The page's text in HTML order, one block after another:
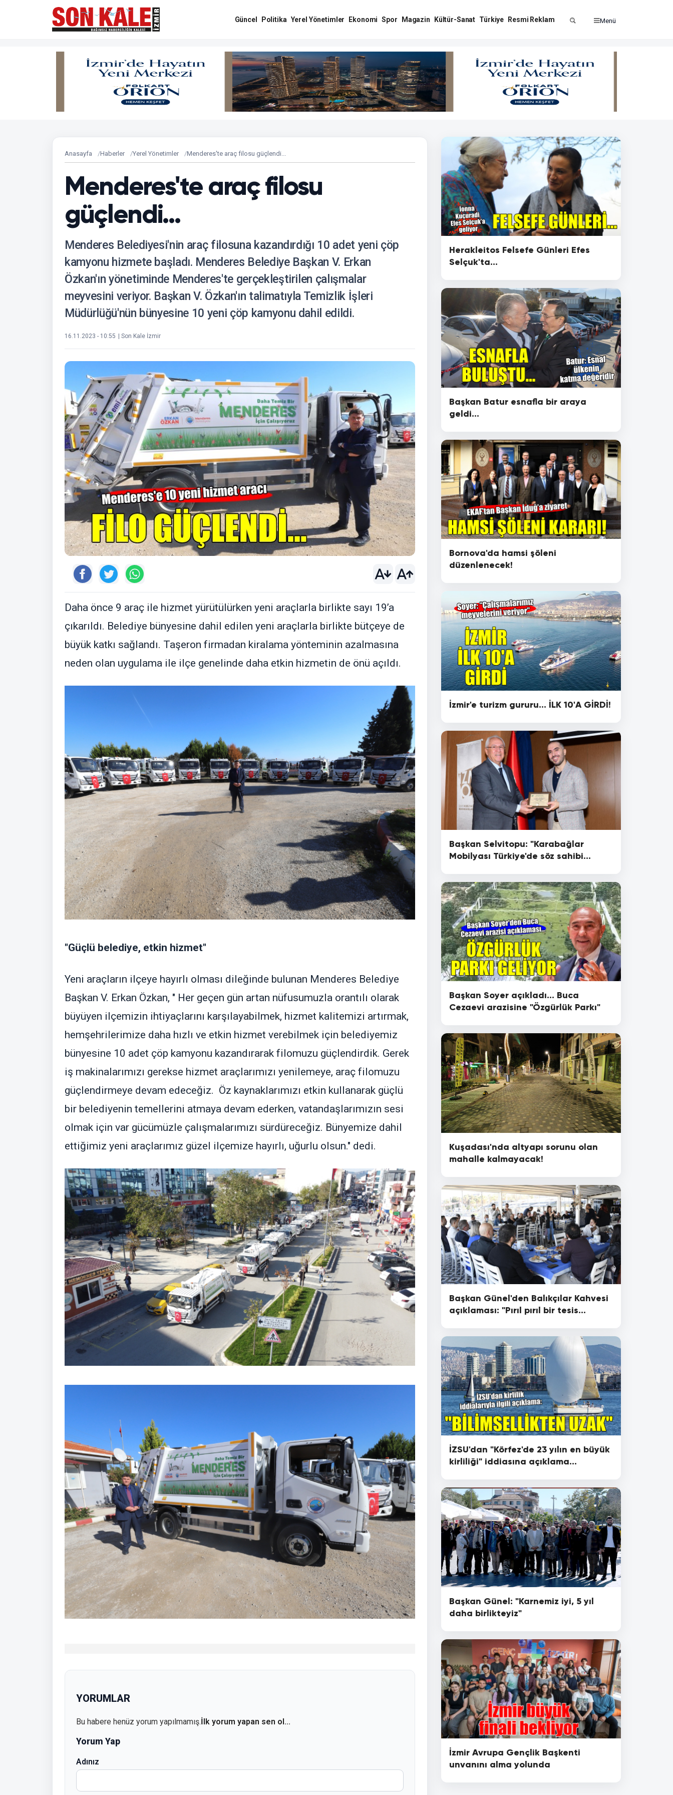
Güncel Politika Yerel Yönetimler Ekonomi Spor Magazin Kültür-Sanat Türkiye Resmi Reklam Menü
Anasayfa Haberler Yerel Yönetimler Menderes'te araç filosu güçlendi...
Menderes'te araç filosu
güçlendi...
Menderes Belediyesi'nin araç filosuna kazandırdığı 10 adet yeni çöp
kamyonu hizmete başladı. Menderes Belediye Başkan V. Erkan
Özkan'ın yönetiminde Menderes'te gerçekleştirilen çalışmalar
meyvesini veriyor. Başkan V. Özkan'ın talimatıyla Temizlik İşleri
Müdürlüğü'nün bünyesine 10 yeni çöp kamyonu dahil edildi.
16.11.2023 - 10:55 | Son Kale İzmir
Daha önce 9 araç ile hizmet yürütülürken yeni araçlarla birlikte sayı 19’a
çıkarıldı. Belediye bünyesine dahil edilen yeni araçlarla birlikte bütçeye de
büyük katkı sağlandı. Taşeron firmadan kiralama yönteminin azalmasına
neden olan uygulama ile ilçe genelinde daha etkin hizmetin de önü açıldı.
"Güçlü belediye, etkin hizmet"
Yeni araçların ilçeye hayırlı olması dileğinde bulunan Menderes Belediye
Başkan V. Erkan Özkan, " Her geçen gün artan nüfusumuzla orantılı olarak
büyüyen ilçemizin ihtiyaçlarını karşılayabilmek, hizmet kalitemizi artırmak,
hemşehrilerimize daha hızlı ve etkin hizmet verebilmek için belediyemiz
bünyesine 10 adet çöp kamyonu kazandırarak filomuzu güçlendirdik. Gerek
iş makinalarımızı gerekse hizmet araçlarımızı yenilemeye, araç filomuzu
güçlendirmeye devam edeceğiz. Öz kaynaklarımızı etkin kullanarak güçlü
bir belediyenin temellerini atmaya devam ederken, vatandaşlarımızın sesi
olmak için var gücümüzle çalışmalarımızı sürdüreceğiz. Bünyemize dahil
ettiğimiz yeni araçlarımız güzel ilçemize hayırlı, uğurlu olsun." dedi.
YORUMLAR
Bu habere henüz yorum yapılmamış.İlk yorum yapan sen ol...
Yorum Yap
Adınız
Herakleitos Felsefe Günleri Efes
Selçuk'ta...
Başkan Batur esnafla bir araya
geldi...
Bornova'da hamsi şöleni
düzenlenecek!
İzmir'e turizm gururu... İLK 10'A GİRDİ!
Başkan Selvitopu: "Karabağlar
Mobilyası Türkiye'de söz sahibi
Başkan Soyer açıkladı... Buca
Cezaevi arazisine "Özgürlük Parkı"
Kuşadası'nda altyapı sorunu olan
mahalle kalmayacak!
Başkan Günel'den Balıkçılar Kahvesi
açıklaması: "Pırıl pırıl bir tesis
İZSU'dan "Körfez'de 23 yılın en büyük
kirliliği" iddiasına açıklama...
Başkan Günel: "Karnemiz iyi, 5 yıl
daha birlikteyiz"
İzmir Avrupa Gençlik Başkenti
unvanını alma yolunda